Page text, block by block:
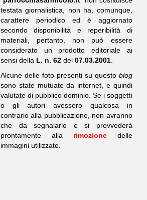
testata giornalistica, non ha, comunque,
carattere periodico ed è aggiornato
secondo disponibilità e reperibilità di
materiali, pertanto, non può essere
considerato un prodotto editoriale ai
sensi della L. n. 62 del 07.03.2001
Alcune delle foto presenti su questo blog
sono state mutuate da internet, e quindi
valutate di pubblico dominio. Se i soggetti
o gli autori avessero qualcosa in
contrario alla pubblicazione, non avranno
che da segnalarlo e si provvederà
prontamente alla rimozionedelle
immagini utilizzate.